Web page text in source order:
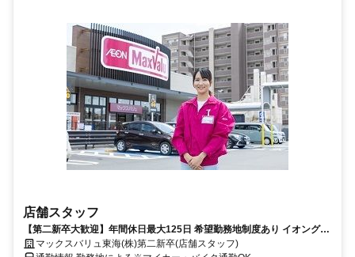
店舗スタッフ
【第二新卒大歓迎】年間休日最大125日 希望勤務地制度あり イオングル
ープで安心の福利厚生◎
マックスバリュ東海(株)第二新卒(店舗スタッフ)